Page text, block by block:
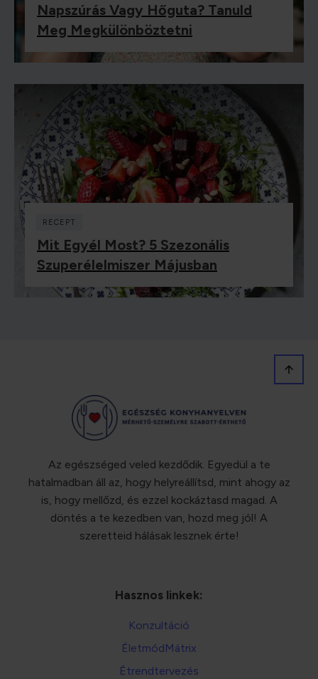
Napszúrás Vagy Hőguta? Tanuld
Meg Megkülönböztetni
RECEPT
Mit Egyél Most? 5 Szezonális
Szuperélelmiszer Májusban
Az egészséged veled kezdődik. Egyedül a te
hatalmadban áll az, hogy helyreállítsd, mint ahogy az
is, hogy mellőzd, és ezzel kockáztasd magad. A
döntés a te kezedben van, hozd meg jól! A
szeretteid hálásak lesznek érte!
Hasznos linkek:
Konzultáció
ÉletmódMátrix
Étrendtervezés